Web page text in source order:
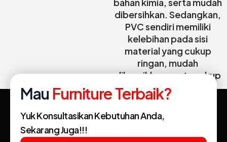
dibersihkan. Sedangkan,
PVC sendiri memiliki
kelebihan pada sisi
material yang cukup
ringan, mudah
dibersihkan, serta cukup
tahan air dan api, serta
harga yang lebih
ekonomis, meski
kekuatan dari material ini
masih di bawah phenolic
Mau Furniture Terbaik?
Yuk Konsultasikan Kebutuhan Anda,
Sekarang Juga!!!